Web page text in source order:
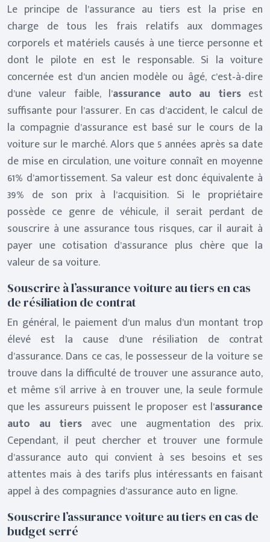
Le principe de l’assurance au tiers est la prise en
charge de tous les frais relatifs aux dommages
corporels et matériels causés à une tierce personne et
dont le pilote en est le responsable. Si la voiture
concernée est d’un ancien modèle ou âgé, c’est-à-dire
d’une valeur faible, l’assurance auto au tiersest
suffisante pour l’assurer. En cas d’accident, le calcul de
la compagnie d’assurance est basé sur le cours de la
voiture sur le marché. Alors que 5 années après sa date
de mise en circulation, une voiture connaît en moyenne
61% d’amortissement. Sa valeur est donc équivalente à
39% de son prix à l’acquisition. Si le propriétaire
possède ce genre de véhicule, il serait perdant de
souscrire à une assurance tous risques, car il aurait à
payer une cotisation d’assurance plus chère que la
valeur de sa voiture.
Souscrire à l’assurance voiture au tiers en cas
de résiliation de contrat
En général, le paiement d’un malus d’un montant trop
élevé est la cause d’une résiliation de contrat
d’assurance. Dans ce cas, le possesseur de la voiture se
trouve dans la difficulté de trouver une assurance auto,
et même s’il arrive à en trouver une, la seule formule
que les assureurs puissent le proposer est l’assurance
auto au tiers avec une augmentation des prix.
Cependant, il peut chercher et trouver une formule
d’assurance auto qui convient à ses besoins et ses
attentes mais à des tarifs plus intéressants en faisant
appel à des compagnies d’assurance auto en ligne.
Souscrire l’assurance voiture au tiers en cas de
budget serré